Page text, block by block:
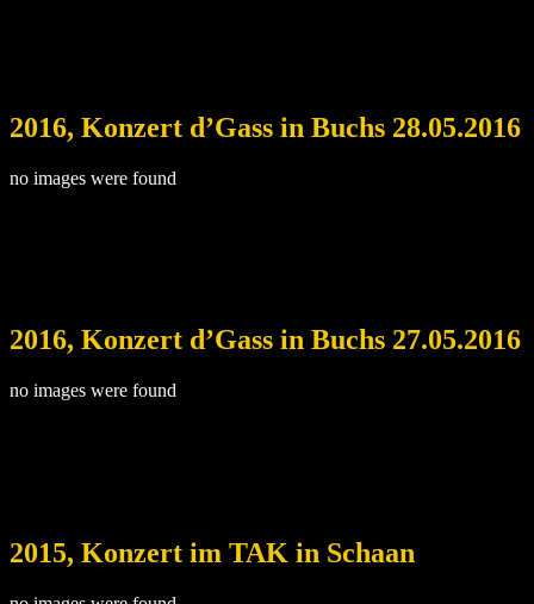
2016, Konzert d’Gass in Buchs 28.05.2016
no images were found
2016, Konzert d’Gass in Buchs 27.05.2016
no images were found
2015, Konzert im TAK in Schaan